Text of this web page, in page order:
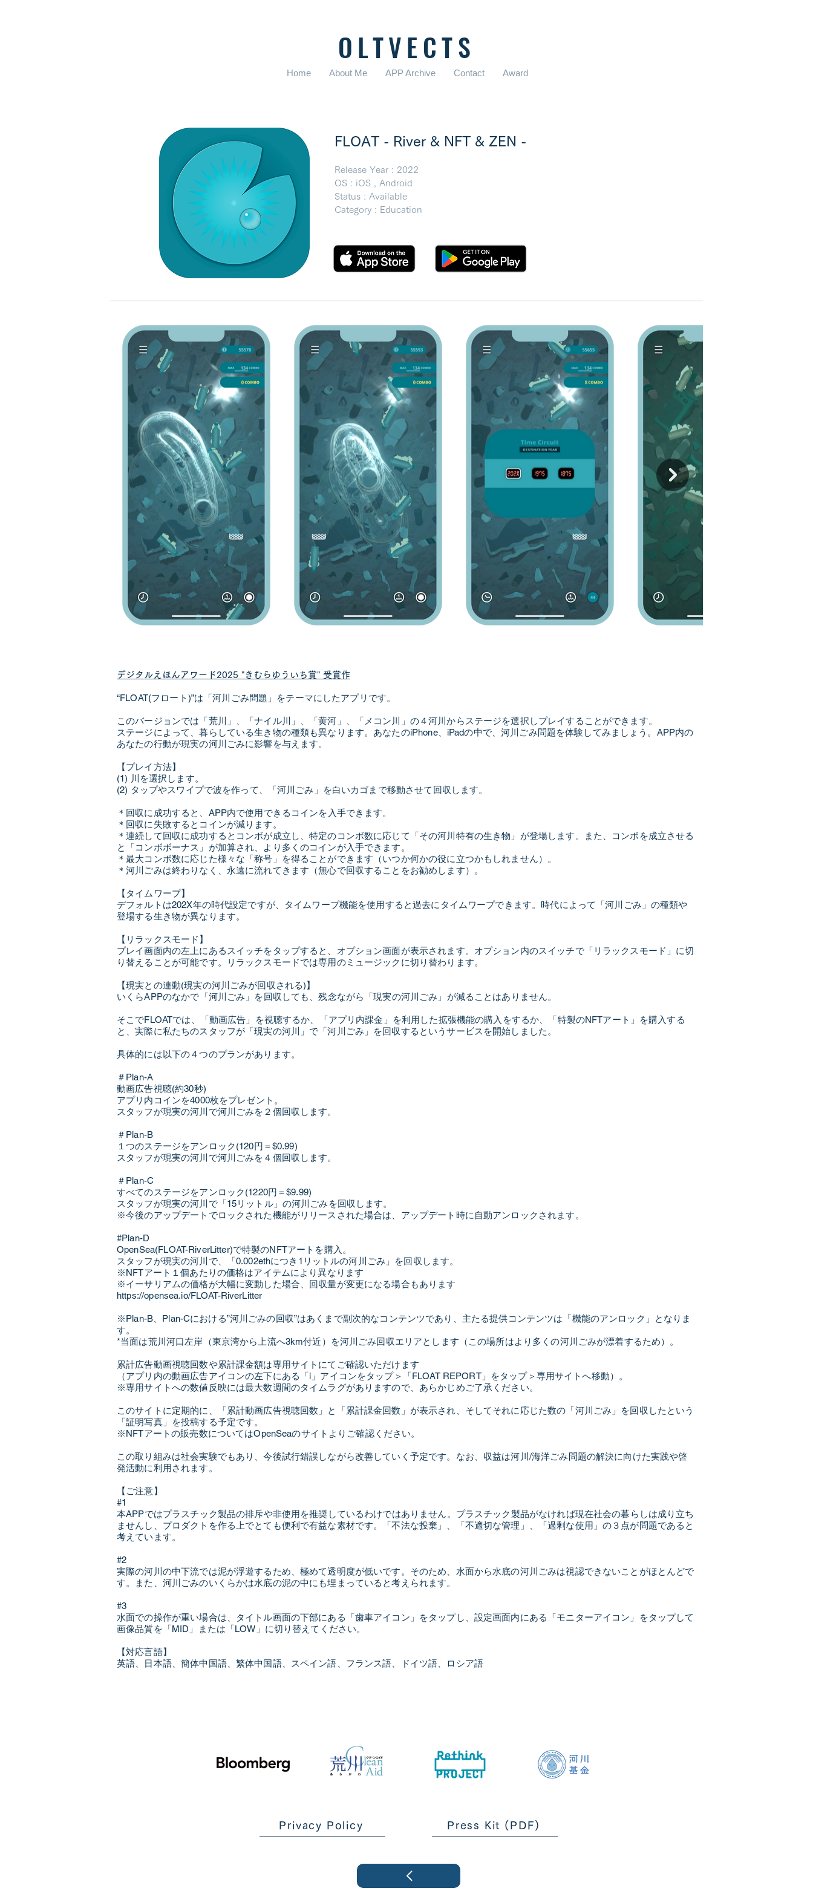
OLTVECTS
Home About Me APP Archive Contact Award
FLOAT - River & NFT & ZEN -
Release Year : 2022
OS : iOS , Android
Status : Available
Category : Education
デジタルえほんアワード2025 "きむらゆういち賞" 受賞作
“FLOAT(フロート)”は「河川ごみ問題」をテーマにしたアプリです。
このバージョンでは「荒川」、「ナイル川」、「黄河」、「メコン川」の４河川からステージを選択しプレイすることができます。
ステージによって、暮らしている生き物の種類も異なります。あなたのiPhone、iPadの中で、河川ごみ問題を体験してみましょう。APP内の
あなたの行動が現実の河川ごみに影響を与えます。
【プレイ方法】
(1) 川を選択します。
(2) タップやスワイプで波を作って、「河川ごみ」を白いカゴまで移動させて回収します。
＊回収に成功すると、APP内で使用できるコインを入手できます。
＊回収に失敗するとコインが減ります。
＊連続して回収に成功するとコンボが成立し、特定のコンボ数に応じて「その河川特有の生き物」が登場します。また、コンボを成立させる
と「コンボボーナス」が加算され、より多くのコインが入手できます。
＊最大コンボ数に応じた様々な「称号」を得ることができます（いつか何かの役に立つかもしれません）。
＊河川ごみは終わりなく、永遠に流れてきます（無心で回収することをお勧めします）。
【タイムワープ】
デフォルトは202X年の時代設定ですが、タイムワープ機能を使用すると過去にタイムワープできます。時代によって「河川ごみ」の種類や
登場する生き物が異なります。
【リラックスモード】
プレイ画面内の左上にあるスイッチをタップすると、オプション画面が表示されます。オプション内のスイッチで「リラックスモード」に切
り替えることが可能です。リラックスモードでは専用のミュージックに切り替わります。
【現実との連動(現実の河川ごみが回収される)】
いくらAPPのなかで「河川ごみ」を回収しても、残念ながら「現実の河川ごみ」が減ることはありません。
そこでFLOATでは、「動画広告」を視聴するか、「アプリ内課金」を利用した拡張機能の購入をするか、「特製のNFTアート」を購入する
と、実際に私たちのスタッフが「現実の河川」で「河川ごみ」を回収するというサービスを開始しました。
具体的には以下の４つのプランがあります。
＃Plan-A
動画広告視聴(約30秒)
アプリ内コインを4000枚をプレゼント。
スタッフが現実の河川で河川ごみを２個回収します。
＃Plan-B
１つのステージをアンロック(120円＝$0.99)
スタッフが現実の河川で河川ごみを４個回収します。
＃Plan-C
すべてのステージをアンロック(1220円＝$9.99)
スタッフが現実の河川で「15リットル」の河川ごみを回収します。
※今後のアップデートでロックされた機能がリリースされた場合は、アップデート時に自動アンロックされます。
#Plan-D
OpenSea(FLOAT-RiverLitter)で特製のNFTアートを購入。
スタッフが現実の河川で、「0.002ethにつき1リットルの河川ごみ」を回収します。
※NFTアート１個あたりの価格はアイテムにより異なります
※イーサリアムの価格が大幅に変動した場合、回収量が変更になる場合もあります
https://opensea.io/FLOAT-RiverLitter
※Plan-B、Plan-Cにおける”河川ごみの回収”はあくまで副次的なコンテンツであり、主たる提供コンテンツは「機能のアンロック」となりま
す。
*当面は荒川河口左岸（東京湾から上流へ3km付近）を河川ごみ回収エリアとします（この場所はより多くの河川ごみが漂着するため）。
累計広告動画視聴回数や累計課金額は専用サイトにてご確認いただけます
（アプリ内の動画広告アイコンの左下にある「i」アイコンをタップ＞「FLOAT REPORT」をタップ＞専用サイトへ移動）。
※専用サイトへの数値反映には最大数週間のタイムラグがありますので、あらかじめご了承ください。
このサイトに定期的に、「累計動画広告視聴回数」と「累計課金回数」が表示され、そしてそれに応じた数の「河川ごみ」を回収したという
「証明写真」を投稿する予定です。
※NFTアートの販売数についてはOpenSeaのサイトよりご確認ください。
この取り組みは社会実験でもあり、今後試行錯誤しながら改善していく予定です。なお、収益は河川/海洋ごみ問題の解決に向けた実践や啓
発活動に利用されます。
【ご注意】
#1
本APPではプラスチック製品の排斥や非使用を推奨しているわけではありません。プラスチック製品がなければ現在社会の暮らしは成り立ち
ませんし、プロダクトを作る上でとても便利で有益な素材です。「不法な投棄」、「不適切な管理」、「過剰な使用」の３点が問題であると
考えています。
#2
実際の河川の中下流では泥が浮遊するため、極めて透明度が低いです。そのため、水面から水底の河川ごみは視認できないことがほとんどで
す。また、河川ごみのいくらかは水底の泥の中にも埋まっていると考えられます。
#3
水面での操作が重い場合は、タイトル画面の下部にある「歯車アイコン」をタップし、設定画面内にある「モニターアイコン」をタップして
画像品質を「MID」または「LOW」に切り替えてください。
【対応言語】
英語、日本語、簡体中国語、繁体中国語、スペイン語、フランス語、ドイツ語、ロシア語
Privacy Policy Press Kit (PDF)